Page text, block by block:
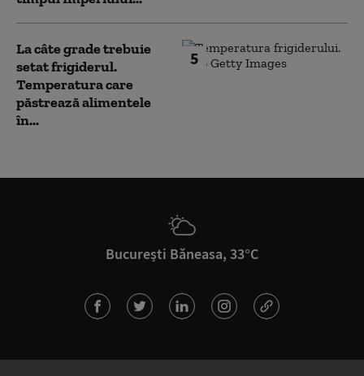
5
La câte grade trebuie
setat frigiderul.
Temperatura care
păstrează alimentele
în...
București Băneasa, 33°C